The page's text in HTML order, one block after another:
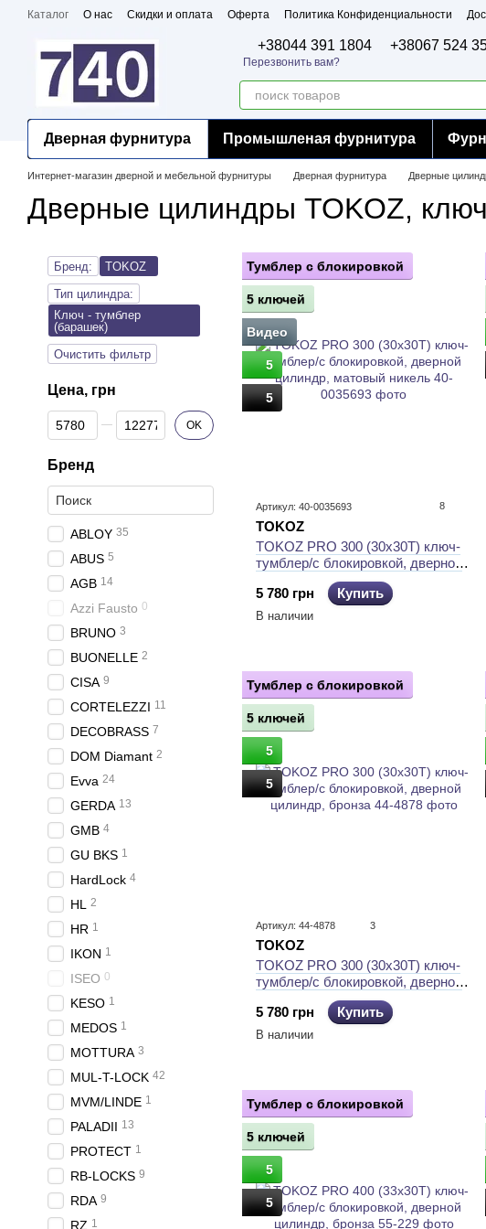
Перейти к основному контенту
Каталог О нас Скидки и оплата Оферта Политика Конфиденциальности
+38044 391 1804 +38067 524
Перезвонить вам?
Дверная фурнитура Промышленая фурнитура
Интернет-магазин дверной и мебельной фурнитуры Дверная фурнитура Дверные
Дверные цилиндры TOKOZ,
Тумблер с блокировкой
5 ключей
Видео
5
5
Артикул: 40-0035693 8
TOKOZ
TOKOZ PRO 300 (30x30T) ключ-
тумблер/с блокировкой, дверной
цилиндр, матовый никель
5 780 грн
Купить
В наличии
Тумблер с блокировкой
5 ключей
5
5
Артикул: 44-4878 3
TOKOZ
TOKOZ PRO 300 (30x30T) ключ-
тумблер/с блокировкой, дверной
цилиндр, бронза
5 780 грн
Купить
В наличии
Тумблер с блокировкой
5 ключей
5
5
Бренд:
TOKOZ
Тип цилиндра:
Ключ - тумблер
(барашек)
Очистить фильтр
Цена, грн
От Цена, грн
До Цена, грн OK
Бренд
ABLOY 35
ABUS 5
AGB 14
Azzi Fausto 0
BRUNO 3
BUONELLE 2
CISA 9
CORTELEZZI 11
DECOBRASS 7
DOM Diamant 2
Evva 24
GERDA 13
GMB 4
GU BKS 1
HardLock 4
HL 2
HR 1
IKON 1
ISEO 0
KESO 1
MEDOS 1
MOTTURA 3
MUL-T-LOCK 42
MVM/LINDE 1
PALADII 13
PROTECT 1
RB-LOCKS 9
RDA 9
RZ 1